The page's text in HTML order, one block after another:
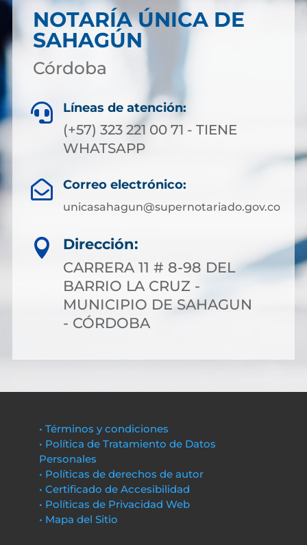
NOTARÍA ÚNICA DE
SAHAGÚN
Córdoba
 Líneas de atención:
(+57) 323 221 00 71 - TIENE
WHATSAPP
 Correo electrónico:
unicasahagun@supernotariado.gov.co

Dirección:
CARRERA 11 # 8-98 DEL
BARRIO LA CRUZ -
MUNICIPIO DE SAHAGUN
- CÓRDOBA
• Términos y condiciones
• Política de Tratamiento de Datos
Personales
• Políticas de derechos de autor
• Certificado de Accesibilidad
• Políticas de Privacidad Web
• Mapa del Sitio